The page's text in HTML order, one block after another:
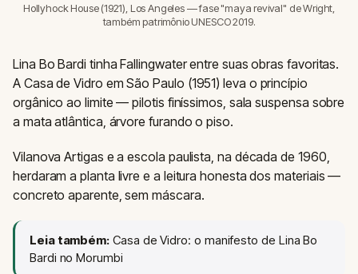
Hollyhock House (1921), Los Angeles — fase "maya revival" de Wright,
também patrimônio UNESCO 2019.
Lina Bo Bardi tinha Fallingwater entre suas obras favoritas.
A Casa de Vidro em São Paulo (1951) leva o princípio
orgânico ao limite — pilotis finíssimos, sala suspensa sobre
a mata atlântica, árvore furando o piso.
Vilanova Artigas e a escola paulista, na década de 1960,
herdaram a planta livre e a leitura honesta dos materiais —
concreto aparente, sem máscara.
Leia também: Casa de Vidro: o manifesto de Lina Bo
Bardi no Morumbi